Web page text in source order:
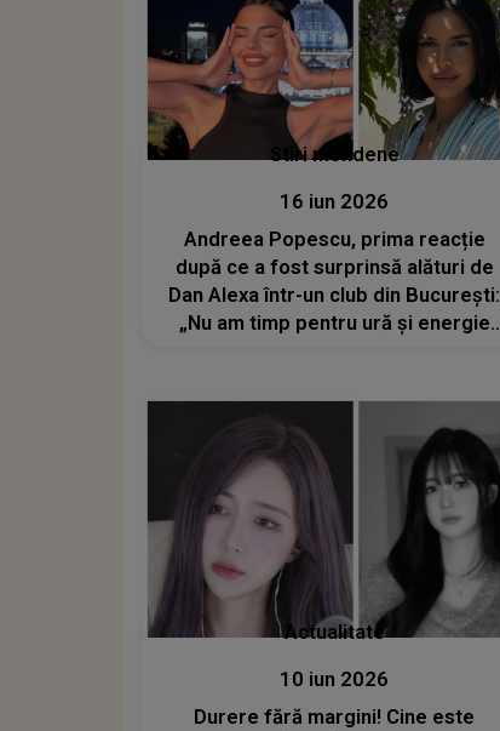
Stiri mondene
16 iun 2026
Andreea Popescu, prima reacție
după ce a fost surprinsă alături de
Dan Alexa într-un club din București:
„Nu am timp pentru ură și energie
Actualitate
10 iun 2026
Durere fără margini! Cine este